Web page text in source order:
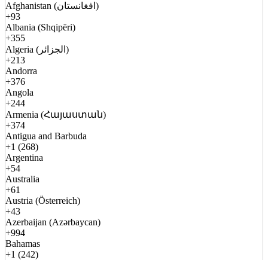
Afghanistan (افغانستان)
+93
Albania (Shqipëri)
+355
Algeria (الجزائر)
+213
Andorra
+376
Angola
+244
Armenia (Հայաստան)
+374
Antigua and Barbuda
+1 (268)
Argentina
+54
Australia
+61
Austria (Österreich)
+43
Azerbaijan (Azərbaycan)
+994
Bahamas
+1 (242)